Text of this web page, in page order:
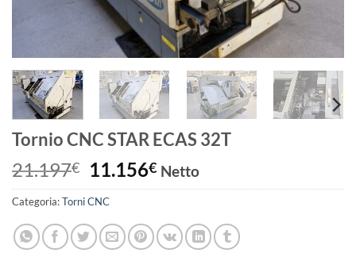
Tornio CNC STAR ECAS 32T
21.197€
Il
prezzo
originale
era:
21.197€.
11.156€Il
prezzo
è:
11.156€.
Netto
Categoria:Torni CNC